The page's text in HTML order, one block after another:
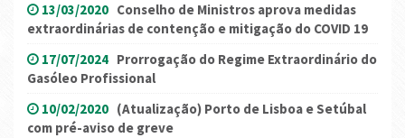
13/03/2020 Conselho de Ministros aprova medidas
extraordinárias de contenção e mitigação do COVID 19
17/07/2024 Prorrogação do Regime Extraordinário do
Gasóleo Profissional
10/02/2020 (Atualização) Porto de Lisboa e Setúbal
com pré-aviso de greve